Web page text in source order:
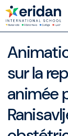
sur la
animée